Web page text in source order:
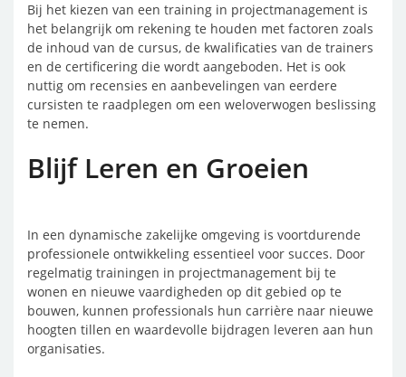
Bij het kiezen van een training in projectmanagement is
het belangrijk om rekening te houden met factoren zoals
de inhoud van de cursus, de kwalificaties van de trainers
en de certificering die wordt aangeboden. Het is ook
nuttig om recensies en aanbevelingen van eerdere
cursisten te raadplegen om een weloverwogen beslissing
te nemen.
Blijf Leren en Groeien
In een dynamische zakelijke omgeving is voortdurende
professionele ontwikkeling essentieel voor succes. Door
regelmatig trainingen in projectmanagement bij te
wonen en nieuwe vaardigheden op dit gebied op te
bouwen, kunnen professionals hun carrière naar nieuwe
hoogten tillen en waardevolle bijdragen leveren aan hun
organisaties.